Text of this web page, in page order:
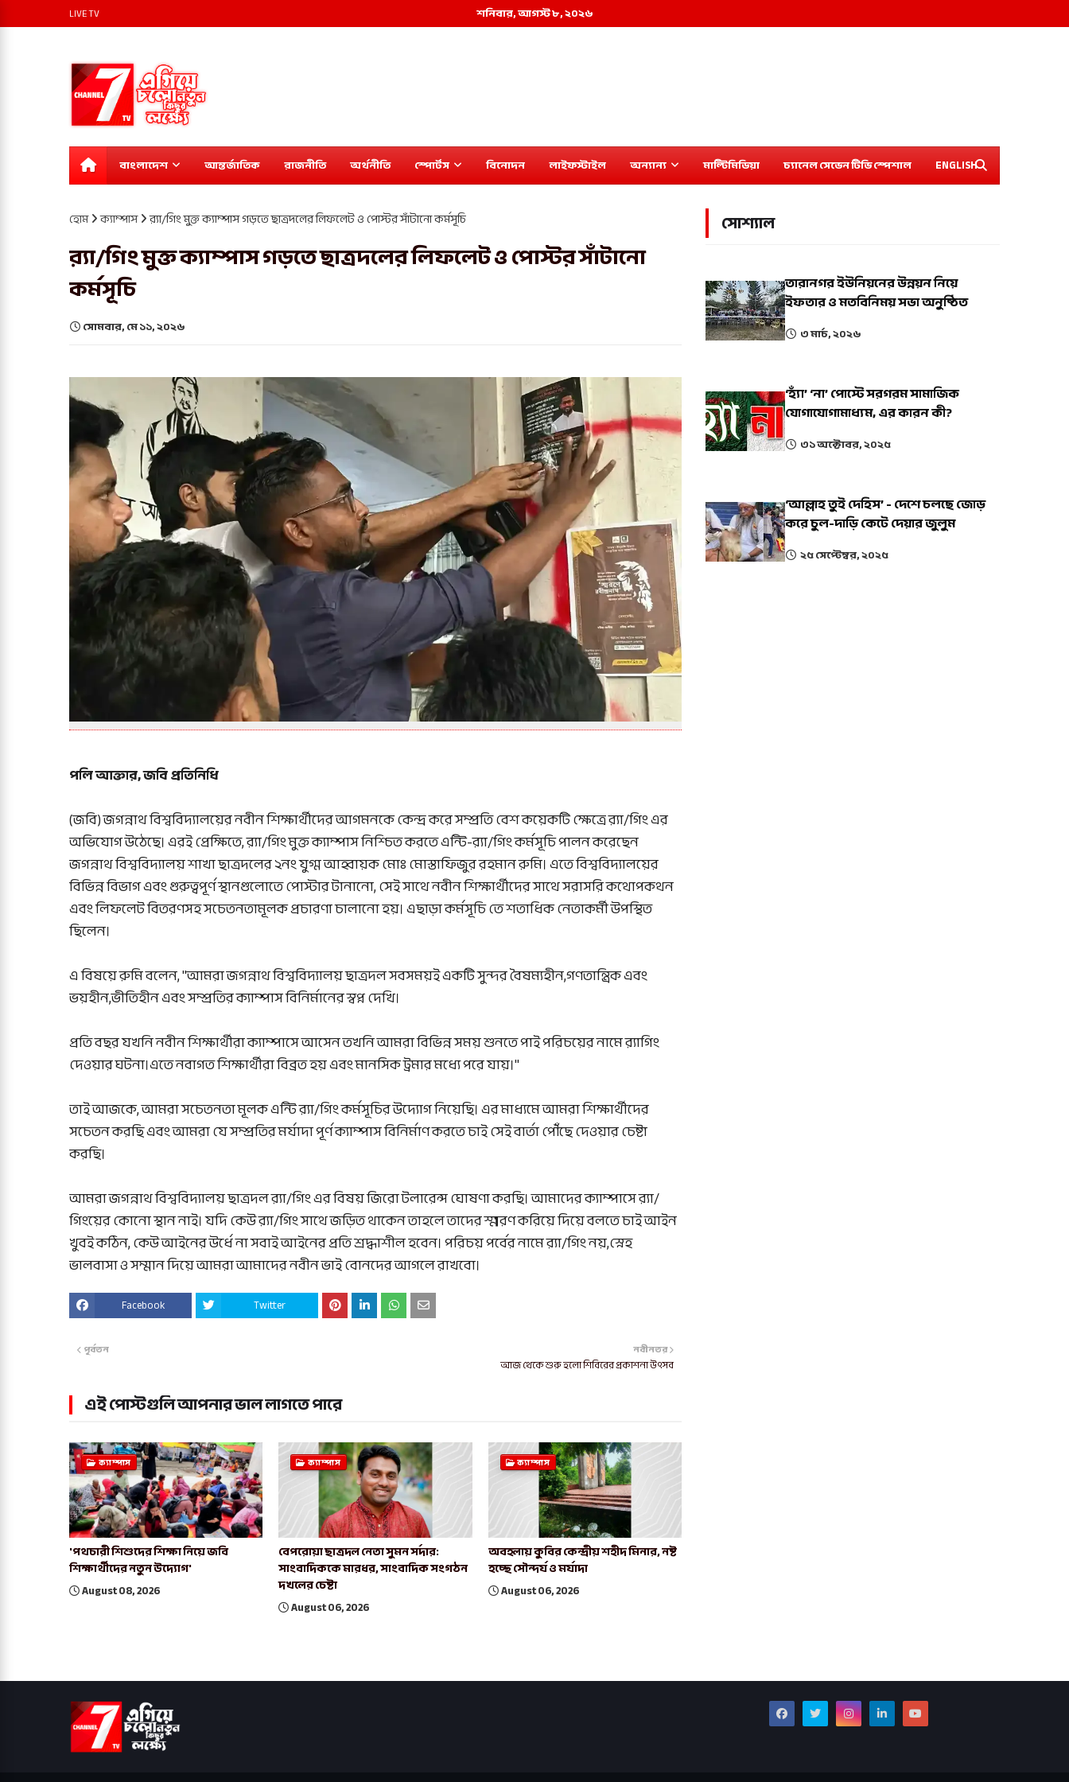
শনিবার, আগস্ট ৮, ২০২৬
LIVE TV
বাংলাদেশ আন্তর্জাতিক রাজনীতি অর্থনীতি স্পোর্টস বিনোদন লাইফস্টাইল অন্যান্য মাল্টিমিডিয়া চ্যানেল সেভেন টিভি স্পেশাল ENGLISH
হোম ক্যাম্পাস র‍্যা/গিং মুক্ত ক্যাম্পাস গড়তে ছাত্রদলের লিফলেট ও পোস্টর সাঁটানো কর্মসূচি
র‍্যা/গিং মুক্ত ক্যাম্পাস গড়তে ছাত্রদলের লিফলেট ও পোস্টর সাঁটানো
কর্মসূচি
সোমবার, মে ১১, ২০২৬
পলি আক্তার, জবি প্রতিনিধি
(জবি) জগন্নাথ বিশ্ববিদ্যালয়ের নবীন শিক্ষার্থীদের আগমনকে কেন্দ্র করে সম্প্রতি বেশ কয়েকটি ক্ষেত্রে র‍্যা/গিং এর
অভিযোগ উঠেছে। এরই প্রেক্ষিতে, র‍্যা/গিং মুক্ত ক্যাম্পাস নিশ্চিত করতে এন্টি-র‍্যা/গিং কর্মসূচি পালন করেছেন
জগন্নাথ বিশ্ববিদ্যালয় শাখা ছাত্রদলের ২নং যুগ্ম আহ্বায়ক মোঃ মোস্তাফিজুর রহমান রুমি। এতে বিশ্ববিদ্যালয়ের
বিভিন্ন বিভাগ এবং গুরুত্বপূর্ণ স্থানগুলোতে পোস্টার টানানো, সেই সাথে নবীন শিক্ষার্থীদের সাথে সরাসরি কথোপকথন
এবং লিফলেট বিতরণসহ সচেতনতামূলক প্রচারণা চালানো হয়। এছাড়া কর্মসূচি তে শতাধিক নেতাকর্মী উপস্থিত
ছিলেন।
এ বিষয়ে রুমি বলেন, "আমরা জগন্নাথ বিশ্ববিদ্যালয় ছাত্রদল সবসময়ই একটি সুন্দর বৈষম্যহীন,গণতান্ত্রিক এবং
ভয়হীন,ভীতিহীন এবং সম্প্রতির ক্যাম্পাস বিনির্মানের স্বপ্ন দেখি।
প্রতি বছর যখনি নবীন শিক্ষার্থীরা ক্যাম্পাসে আসেন তখনি আমরা বিভিন্ন সময় শুনতে পাই পরিচয়ের নামে র‍্যাগিং
দেওয়ার ঘটনা।এতে নবাগত শিক্ষার্থীরা বিব্রত হয় এবং মানসিক ট্রমার মধ্যে পরে যায়।"
তাই আজকে, আমরা সচেতনতা মূলক এন্টি র‍্যা/গিং কর্মসূচির উদ্যোগ নিয়েছি। এর মাধ্যমে আমরা শিক্ষার্থীদের
সচেতন করছি এবং আমরা যে সম্প্রতির মর্যাদা পূর্ণ ক্যাম্পাস বিনির্মাণ করতে চাই সেই বার্তা পৌঁছে দেওয়ার চেষ্টা
করছি।
আমরা জগন্নাথ বিশ্ববিদ্যালয় ছাত্রদল র‍্যা/গিং এর বিষয় জিরো টলারেন্স ঘোষণা করছি। আমাদের ক্যাম্পাসে র‍্যা/
গিংয়ের কোনো স্থান নাই। যদি কেউ র‍্যা/গিং সাথে জড়িত থাকেন তাহলে তাদের স্মরণ করিয়ে দিয়ে বলতে চাই আইন
খুবই কঠিন, কেউ আইনের উর্ধে না সবাই আইনের প্রতি শ্রদ্ধাশীল হবেন। পরিচয় পর্বের নামে র‍্যা/গিং নয়,স্নেহ
ভালবাসা ও সম্মান দিয়ে আমরা আমাদের নবীন ভাই বোনদের আগলে রাখবো।
Facebook Twitter
নবীনতর
আজ থেকে শুরু হলো শিবিরের প্রকাশনা উৎসব
পূর্বতন
এই পোস্টগুলি আপনার ভাল লাগতে পারে
ক্যাম্পাস
'পথচারী শিশুদের শিক্ষা নিয়ে জবি
শিক্ষার্থীদের নতুন উদ্যোগ'
August 08, 2026
ক্যাম্পাস
বেপরোয়া ছাত্রদল নেতা সুমন সর্দার:
সাংবাদিককে মারধর, সাংবাদিক সংগঠন
দখলের চেষ্টা
August 06, 2026
ক্যাম্পাস
অবহলায় কুবির কেন্দ্রীয় শহীদ মিনার, নষ্ট
হচ্ছে সৌন্দর্য ও মর্যাদা
August 06, 2026
সোশ্যাল
তারানগর ইউনিয়নের উন্নয়ন নিয়ে
ইফতার ও মতবিনিময় সভা অনুষ্ঠিত
৩ মার্চ, ২০২৬
‘হ্যাঁ’ ‘না’ পোস্টে সরগরম সামাজিক
যোগাযোগামাধ্যম, এর কারন কী?
৩১ অক্টোবর, ২০২৫
‘আল্লাহ তুই দেহিস’ - দেশে চলছে জোড়
করে চুল-দাড়ি কেটে দেয়ার জুলুম
২৫ সেপ্টেম্বর, ২০২৫